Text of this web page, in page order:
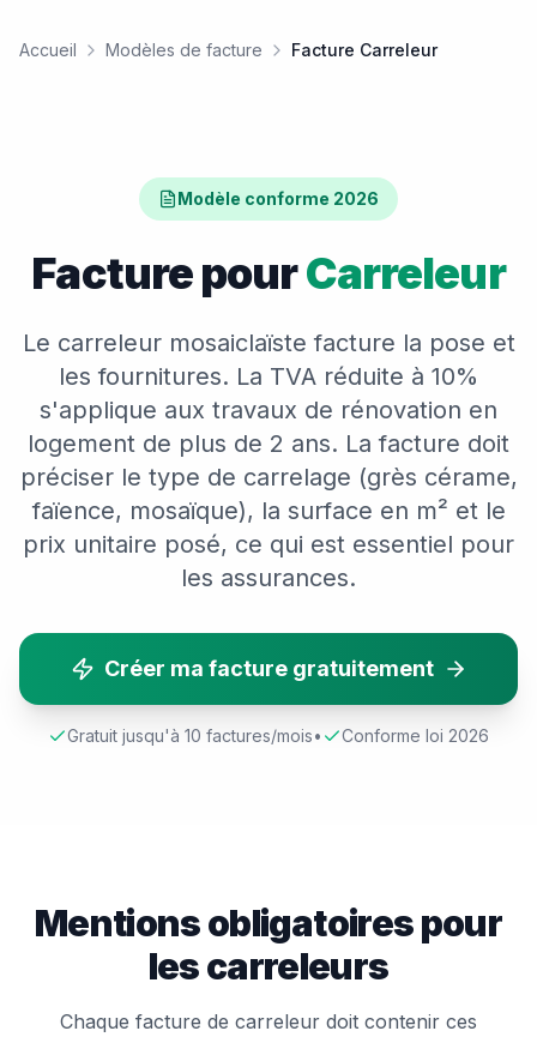
Accueil Modèles de facture Facture Carreleur
Modèle conforme 2026
Facture pourCarreleur
Le carreleur mosaiclaïste facture la pose et
les fournitures. La TVA réduite à 10%
s'applique aux travaux de rénovation en
logement de plus de 2 ans. La facture doit
préciser le type de carrelage (grès cérame,
faïence, mosaïque), la surface en m² et le
prix unitaire posé, ce qui est essentiel pour
les assurances.
Créer ma facture gratuitement
Gratuit jusqu'à 10 factures/mois• Conforme loi 2026
Mentions obligatoires pour
lescarreleurs
Chaque facture de carreleur doit contenir ces